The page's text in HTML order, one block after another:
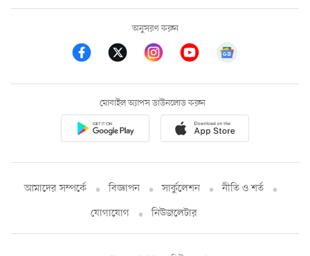
অনুসরণ করুন
মোবাইল অ্যাপস ডাউনলোড করুন
আমাদের সম্পর্কে বিজ্ঞাপন সার্কুলেশন
নীতি ও শর্ত
যোগাযোগ
নিউজলেটার